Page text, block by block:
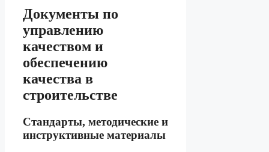
Документы по
управлению
качеством и
обеспечению
качества в
строительстве
Стандарты, методические и
инструктивные материалы